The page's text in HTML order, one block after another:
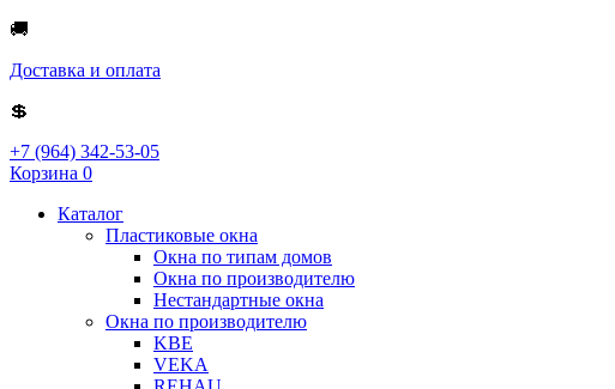
🚚
Доставка и оплата
💲
+7 (964) 342-53-05
Корзина 0
Каталог
Пластиковые окна
Окна по типам домов
Окна по производителю
Нестандартные окна
Окна по производителю
KBE
VEKA